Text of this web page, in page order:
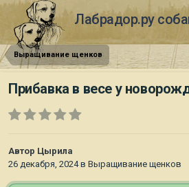
Лабрадор.ру
Выращивание щенков
Прибавка в весе у
Автор Цырила
26 декабря, 2024в Выращивание щенков